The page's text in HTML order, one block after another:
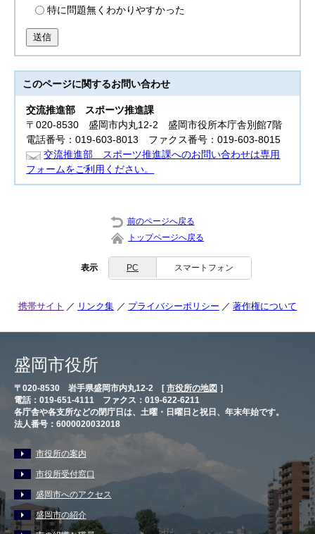
特に問題無くわかりやすかった
送信
このページに関するお問い合わせ
交流推進部
スポーツ推進課
〒020-8530 盛岡市内丸12-2 盛岡市役所本庁舎別館7階
電話番号：019-603-8013 ファクス番号：019-603-8015
交流推進部 スポーツ推進課へのお問い合わせは専用
フォームをご利用ください。
前のページへ戻る
トップページへ戻る
表示 PC スマートフォン
携帯サイト リンク集 プライバシーポリシー 著作権について
盛岡市役所
〒020-8530 岩手県盛岡市内丸12-2 [ 市役所の地図 ］
電話：019-651-4111 ファクス：019-622-6211
各庁舎や各支所などの閉庁日は、土曜・日曜日と祝日、年末年始です。
法人番号：6000020032018
市役所の案内
市役所受付窓口
盛岡市へのアクセス
盛岡市の紹介